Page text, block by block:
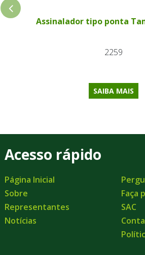
Assinalador tipo ponta
2259
SAIBA MAIS
Acesso rápido
Página Inicial
Sobre
Representantes
Notícias
Faça
SAC